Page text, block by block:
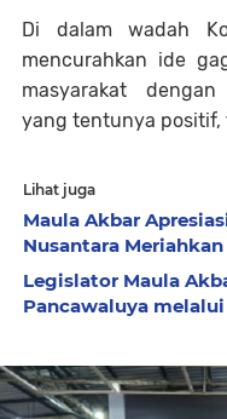
Di dalam wadah
mencurahkan ide
masyarakat
yang tentunya positif,
Lihat juga
Maula Akbar
Nusantara
Legislator Maula
Pancawaluya